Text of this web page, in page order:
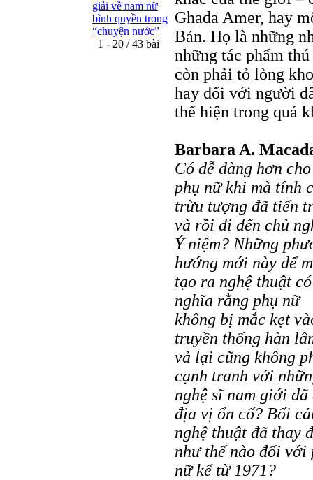
giải về nam nữ
bình quyền trong
“chuyện nước”
1 - 20 / 43 bài
Ghada Amer, hay
Bản. Họ là những
những tác phẩm
còn phải tỏ lòng
hay đối với người
thể hiện trong quá
Barbara A.
Có dễ dàng hơn cho
phụ nữ khi mà tính
trừu tượng đã tiến
và rồi đi đến chủ
Ý niệm? Những
hướng mới này để
tạo ra nghệ thuật có
nghĩa rằng phụ nữ
không bị mắc kẹt
truyền thống hàn
vả lại cũng không
cạnh tranh với
nghệ sĩ nam giới đã
địa vị ổn cố? Bối
nghệ thuật đã thay
như thế nào đối với
nữ kể từ 1971?